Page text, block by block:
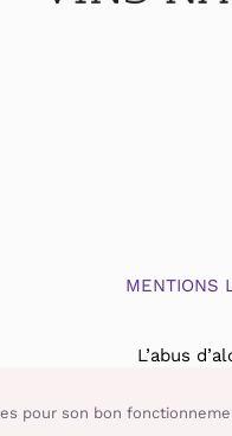
MENTIONS
L’abus
pour son bon